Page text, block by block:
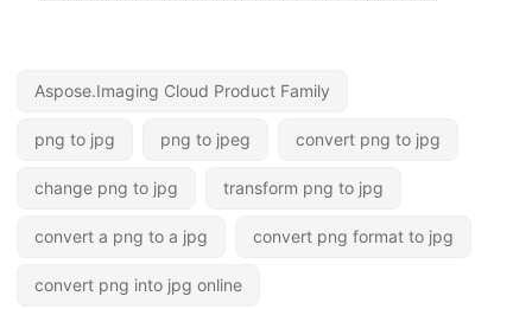
Aspose.Imaging Cloud Product Family
png to jpg png to jpeg convert png to jpg
change png to jpg transform png to jpg
convert a png to a jpg convert png format to jpg
convert png into jpg online